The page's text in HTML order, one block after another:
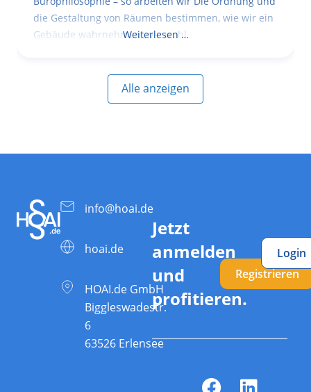
die Gestaltung von Räumen bestimmen, wie wir ein
Gebäude wahrnehmen, wie wohl
Weiterlesen …
Alle anzeigen
info@hoai.de
hoai.de
HOAI.de GmbH
Biggleswadestr.
6
63526 Erlensee
Jetzt
anmelden
und
profitieren.
Registrieren
Login